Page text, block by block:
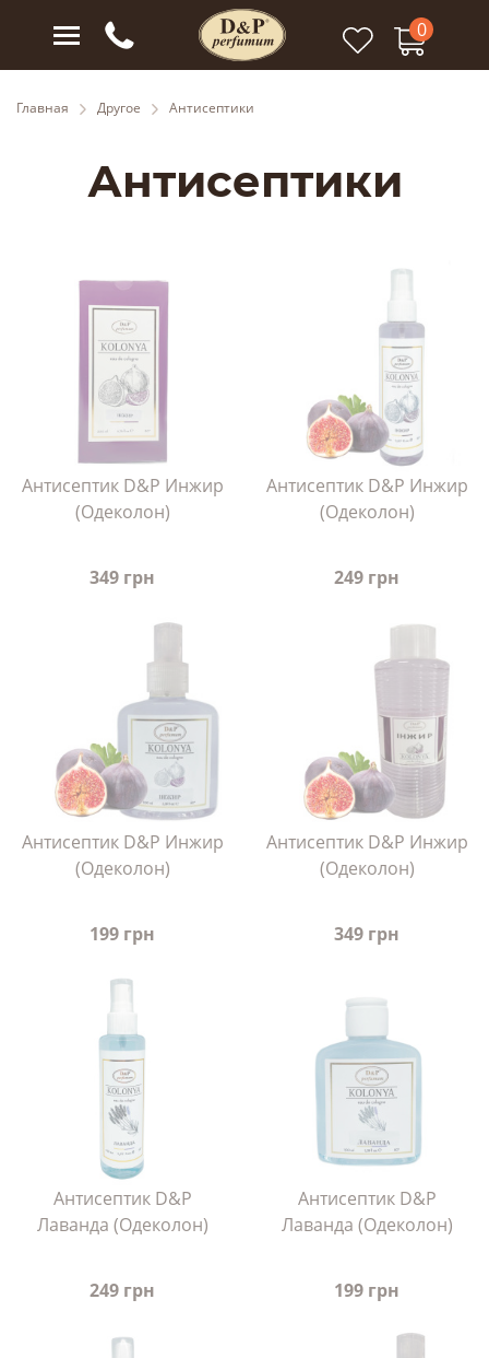
0
Главная Другое Антисептики
Антисептики
Антисептик D&P Инжир
(Одеколон)
349 грн
Антисептик D&P Инжир
(Одеколон)
249 грн
Антисептик D&P Инжир
(Одеколон)
199 грн
Антисептик D&P Инжир
(Одеколон)
349 грн
Антисептик D&P
Лаванда (Одеколон)
249 грн
Антисептик D&P
Лаванда (Одеколон)
199 грн